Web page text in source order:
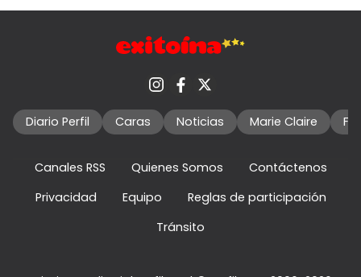
Diario Perfil Caras Noticias Marie Claire
Canales RSS Quienes Somos
Contáctenos
Privacidad
Equipo
Reglas de participación
Tránsito